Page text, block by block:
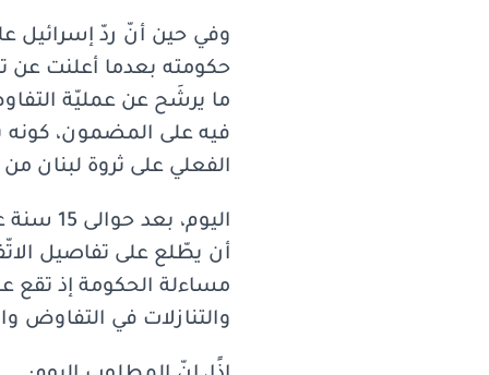
وفي حين أنّ ردّ إسرائيل
حكومته بعدما أعلنت عن
ما يرشَح عن عمليّة
فيه على المضمون، كونه
الفعلي على ثروة لبنان من
مساءلة الحكومة إذ تقع
والتنازلات في التفاوض